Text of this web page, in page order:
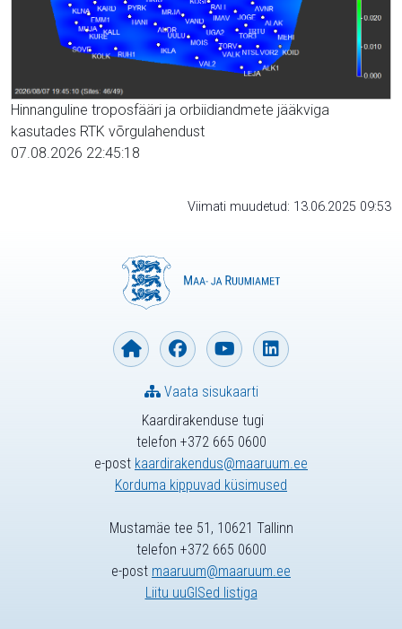
Hinnanguline troposfääri ja orbiidiandmete jääkviga
kasutades RTK võrgulahendust
07.08.2026 22:45:18
Viimati muudetud: 13.06.2025 09:53
Kaardirakenduse tugi
telefon +372 665 0600
e-post kaardirakendus@maaruum.ee
Korduma kippuvad küsimused
Vaata sisukaarti
Mustamäe tee 51, 10621 Tallinn
telefon +372 665 0600
e-post maaruum@maaruum.ee
Liitu uuGISed listiga